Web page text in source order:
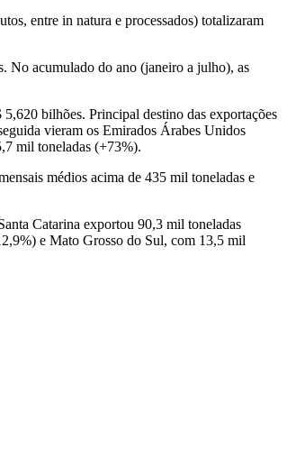
entre in natura e processados) totalizaram
No acumulado do ano (janeiro a julho), as
bilhões. Principal destino das exportações
vieram os Emirados Árabes Unidos
mil toneladas (+73%).
médios acima de 435 mil toneladas e
Catarina exportou 90,3 mil toneladas
e Mato Grosso do Sul, com 13,5 mil